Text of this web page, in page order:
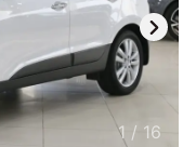
1 / 16